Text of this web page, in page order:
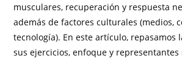
musculares, recuperación y respuesta
además de factores culturales (medios,
tecnología). En este artículo, repasamos
sus ejercicios, enfoque y representantes